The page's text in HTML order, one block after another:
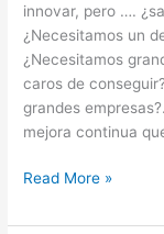
innovar, pero ….
¿Necesitamos un
¿Necesitamos
caros de
grandes
mejora continua
Read More »